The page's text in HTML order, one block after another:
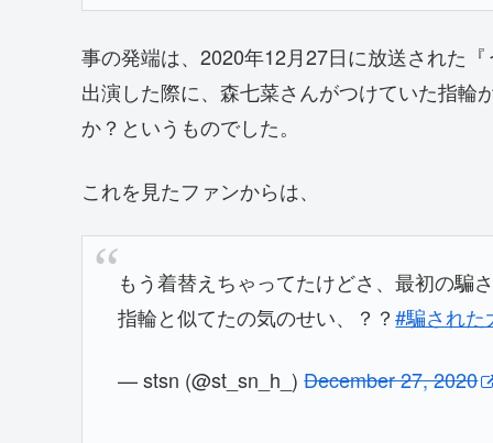
事の発端は、2020年12月27日に放送された
出演した際に、森七菜さんがつけていた指輪
か？というものでした。
これを見たファンからは、
もう着替えちゃってたけどさ、最初の騙
指輪と似てたの気のせい、？？#騙された
— stsn (@st_sn_h_)December 27, 2020